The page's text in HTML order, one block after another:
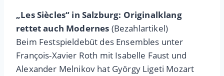
„Les Siècles“ in Salzburg: Originalklang
rettet auch Modernes (Bezahlartikel)
Beim Festspieldebüt des Ensembles unter
François-Xavier Roth mit Isabelle Faust und
Alexander Melnikov hat György Ligeti Mozart